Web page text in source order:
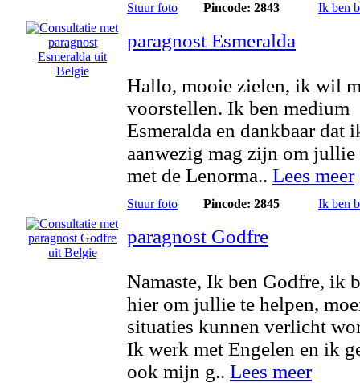
Stuur foto Pincode: 2843 Ik ben
paragnost Esmeralda
Hallo, mooie zielen, ik wil
voorstellen. Ik ben medium
Esmeralda en dankbaar dat
aanwezig mag zijn om jullie
met de Lenorma.. Lees meer
Stuur foto Pincode: 2845 Ik ben
paragnost Godfre
Namaste, Ik ben Godfre, ik
hier om jullie te helpen,
situaties kunnen verlicht
Ik werk met Engelen en ik
ook mijn g.. Lees meer